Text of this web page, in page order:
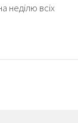
неділю всіх